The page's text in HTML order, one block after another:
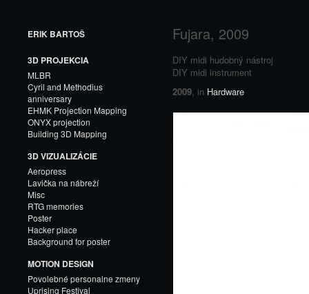
ERIK BARTOŠ
3D PROJEKCIA
MLBR
Cyril and Methodius
anniversary
EHMK Projection Mapping
ONYX projection
Building 3D Mapping
3D VIZUALIZÁCIE
Aeropress
Lavička na nábreží
Misc
RTG memories
Poster
Hacker place
Background for poster
MOTION DESIGN
Povolebné personalne zmeny
Uprising Festival
Fujara, 2009
DIY midi hudobný nástroj
DIY midi instrument
2009, in Hardware